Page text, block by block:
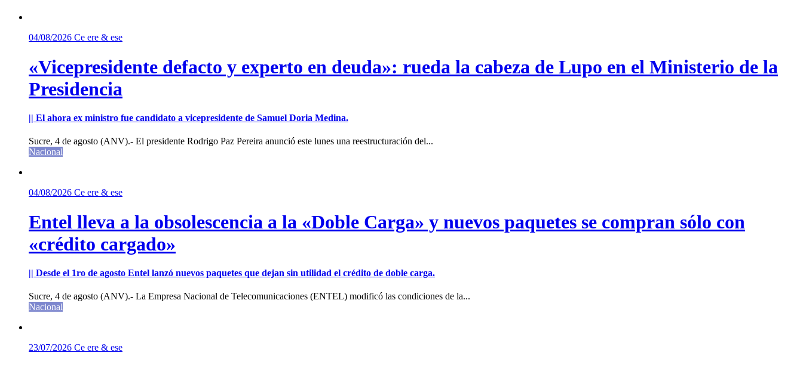
04/08/2026 Ce ere & ese
«Vicepresidente defacto y experto en deuda»: rueda la cabeza de Lupo en el Ministerio de la
Presidencia
|| El ahora ex ministro fue candidato a vicepresidente de Samuel Doria Medina.
Sucre, 4 de agosto (ANV).- El presidente Rodrigo Paz Pereira anunció este lunes una reestructuración del...
Nacional
04/08/2026 Ce ere & ese
Entel lleva a la obsolescencia a la «Doble Carga» y nuevos paquetes se compran sólo con
«crédito cargado»
|| Desde el 1ro de agosto Entel lanzó nuevos paquetes que dejan sin utilidad el crédito de doble carga.
Sucre, 4 de agosto (ANV).- La Empresa Nacional de Telecomunicaciones (ENTEL) modificó las condiciones de la...
Nacional
23/07/2026 Ce ere & ese